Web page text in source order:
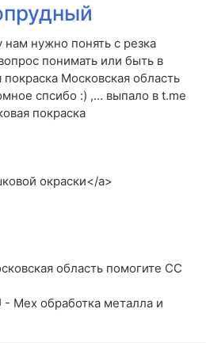
нам нужно понять с резка
понимать или быть в
Московская область
спсибо :) ,… выпало в t.me
покраска
окраски</a>
область помогите CC
Мех обработка металла и